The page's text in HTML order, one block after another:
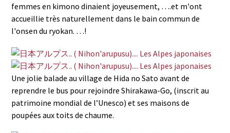
femmes en kimono dinaient joyeusement, ….et m'ont
accueillie très naturellement dans le bain commun de
l'onsen du ryokan. …!
Une jolie balade au village de Hida no Sato avant de
reprendre le bus pour rejoindre Shirakawa-Go, (inscrit au
patrimoine mondial de l’Unesco) et ses maisons de
poupées aux toits de chaume.